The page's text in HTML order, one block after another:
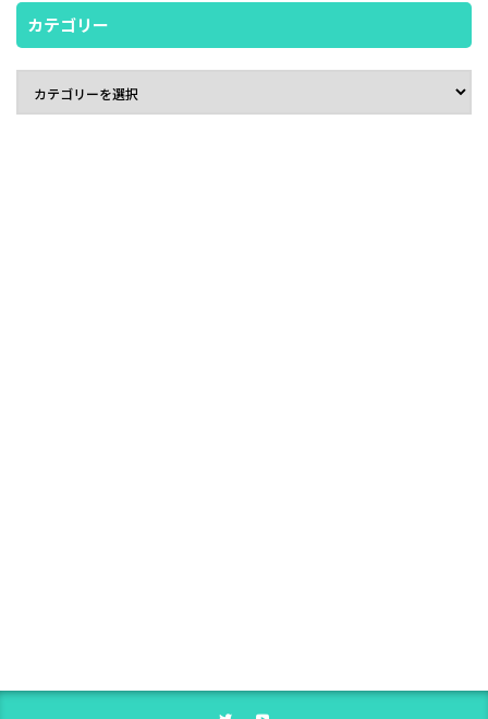
カテゴリー